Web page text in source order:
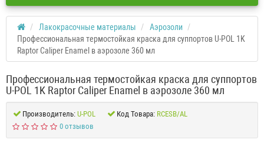
Лакокрасочные материалы
Аэрозоли
Профессиональная термостойкая краска для суппортов U-POL 1K
Raptor Caliper Enamel в аэрозоле 360 мл
Профессиональная термостойкая краска для суппортов
U-POL 1K Raptor Caliper Enamel в аэрозоле 360 мл
Производитель: U-POL Код Товара: RCESB/AL
0 отзывов